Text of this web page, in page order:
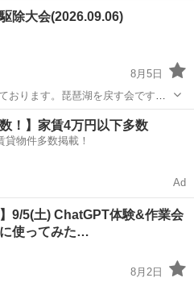
2026年9月10日（木） ✼••┈┈┈┈┈┈┈┈┈┈┈┈...
他 フェス
除大会(2026.09.06)
8月5日
おります。琵琶湖を戻す会です。
です。
06/2026-09-06a.html...
他 会場
！】家賃4万円以下多数
貸物件多数掲載！
Ad
】9/5(土) ChatGPT体験&作業会
に使ってみた…
8月2日